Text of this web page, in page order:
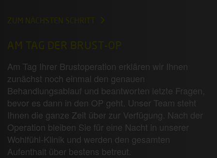
AM TAG DER BRUST-OP
Am Tag Ihrer Brustoperation erklären wir Ihnen
zunächst noch einmal den genauen
Behandlungsablauf und beantworten letzte Fragen,
bevor es dann in den OP geht. Unser Team steht
Ihnen die ganze Zeit über zur Verfügung. Nach der
Operation bleiben Sie für eine Nacht in unserer
Wohlfühl-Klinik und werden den gesamten
Aufenthalt über bestens betreut.